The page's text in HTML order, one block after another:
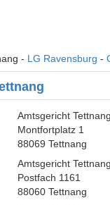
- LG Ravensburg -
Amtsgericht Tettnang
Montfortplatz 1
88069 Tettnang
Amtsgericht Tettnang
Postfach 1161
88060 Tettnang